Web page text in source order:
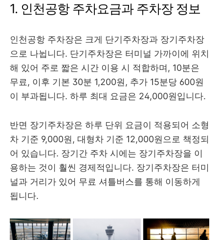
1. 인천공항 주차요금과 주차장 정보
인천공항 주차장은 크게 단기주차장과 장기주차장
으로 나뉩니다. 단기주차장은 터미널 가까이에 위치
해 있어 주로 짧은 시간 이용 시 적합하며, 10분은
무료, 이후 기본 30분 1,200원, 추가 15분당 600원
이 부과됩니다. 하루 최대 요금은 24,000원입니다.
반면 장기주차장은 하루 단위 요금이 적용되어 소형
차 기준 9,000원, 대형차 기준 12,000원으로 책정되
어 있습니다. 장기간 주차 시에는 장기주차장을 이
용하는 것이 훨씬 경제적입니다. 장기주차장은 터미
널과 거리가 있어 무료 셔틀버스를 통해 이동하게
됩니다.